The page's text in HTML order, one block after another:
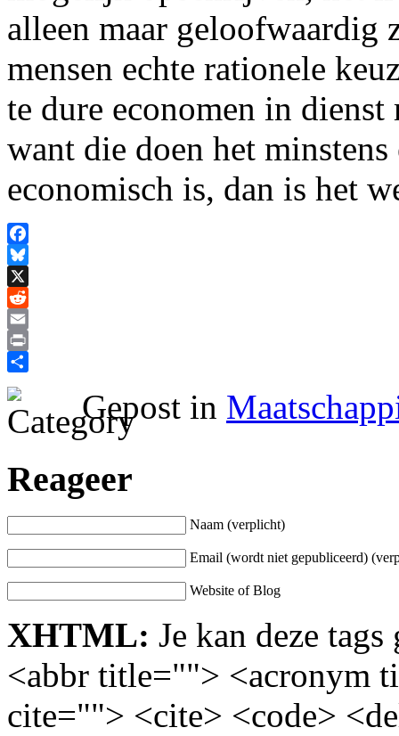
alleen maar
mensen echte rationele
te dure economen in
want die doen het
economisch is, dan is het
Facebook
Bluesky
X
Reddit
Email
Print
Gepost in
Reageer
Naam (verplicht)
Email (wordt niet gepubliceerd)
Website of Blog
XHTML: Je kan deze
<abbr title=""> <acronym
cite=""> <cite> <code>